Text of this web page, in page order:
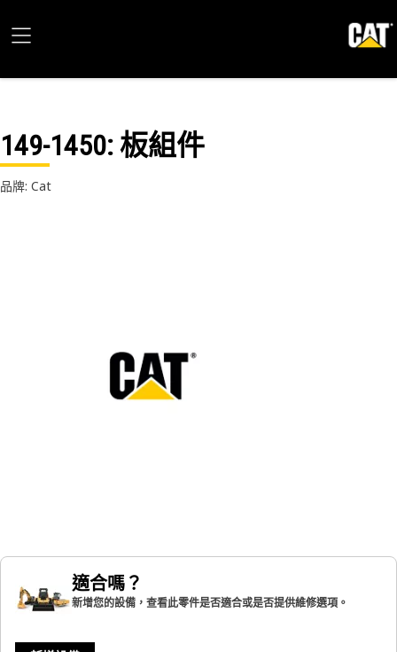
149-1450: 板組件
品牌: Cat
適合嗎？
新增您的設備，查看此零件是否適合或是否提供維修選項。